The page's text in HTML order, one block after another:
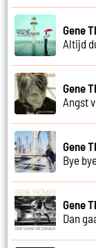
Gene
Altijd
Gene
Angst
Gene
Bye
Gene
Dan